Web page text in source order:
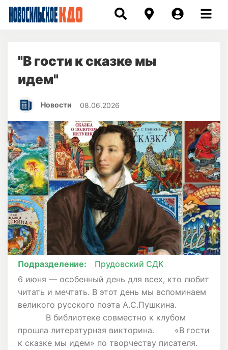
"В гости к сказке мы
идем"
Новости 08.06.2026
Подразделение:
Прудовский СДК
6 июня — особенный день для всех, кто любит
читать и мечтать. В этот день мы вспоминаем
великого русского поэта А.С.Пушкина.
В библиотеке совместно к клубом
прошла литературная викторина. «В гости
к сказке мы идем» по творчеству писателя.